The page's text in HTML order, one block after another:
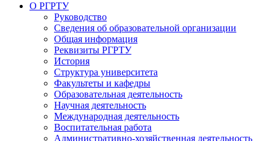
О РГРТУ
Руководство
Сведения об образовательной организации
Общая информация
Реквизиты РГРТУ
История
Структура университета
Факультеты и кафедры
Образовательная деятельность
Научная деятельность
Международная деятельность
Воспитательная работа
Административно-хозяйственная деятельность